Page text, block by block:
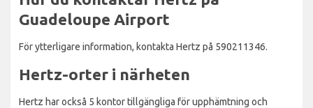
Guadeloupe Airport
För ytterligare information, kontakta Hertz på 590211346.
Hertz-orter i närheten
Hertz har också 5 kontor tillgängliga för upphämtning och